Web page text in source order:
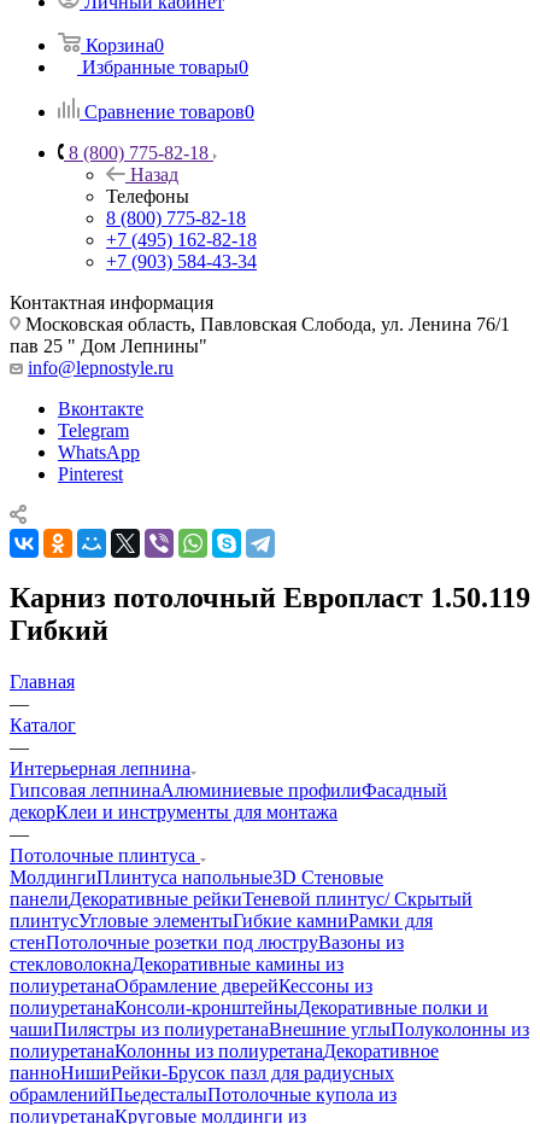
Корзина0
Избранные товары0
Сравнение товаров0
8 (800) 775-82-18
Назад
Телефоны
8 (800) 775-82-18
+7 (495) 162-82-18
+7 (903) 584-43-34
Контактная информация
Московская область, Павловская Слобода, ул. Ленина 76/1
пав 25 " Дом Лепнины"
info@lepnostyle.ru
Вконтакте
Telegram
WhatsApp
Pinterest
Карниз потолочный Европласт 1.50.119
Гибкий
Главная
—
Каталог
—
Интерьерная лепнина
Гипсовая лепнинаАлюминиевые профилиФасадный
декорКлеи и инструменты для монтажа
—
Потолочные плинтуса
МолдингиПлинтуса напольные3D Стеновые
панелиДекоративные рейкиТеневой плинтус/ Скрытый
плинтусУгловые элементыГибкие камниРамки для
стенПотолочные розетки под люструВазоны из
стекловолокнаДекоративные камины из
полиуретанаОбрамление дверейКессоны из
полиуретанаКонсоли-кронштейныДекоративные полки и
чашиПилястры из полиуретанаВнешние углыПолуколонны из
полиуретанаКолонны из полиуретанаДекоративное
панноНишиРейки-Брусок пазл для радиусных
обрамленийПьедесталыПотолочные купола из
полиуретанаКруговые молдинги из